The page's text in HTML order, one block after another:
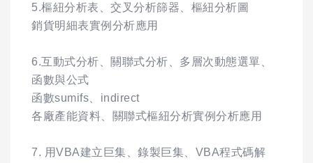
5.樞紐分析表、交叉分析篩器、樞紐分析圖
銷貨明細表實例分析應用
6.互動式分析、關聯式分析、多層次動態選單、
函數與公式
函數sumifs、indirect
各廠產能資料、關聯式樞紐分析實例分析應用
7. 用VBA建立巨集、錄製巨集、VBA程式碼解